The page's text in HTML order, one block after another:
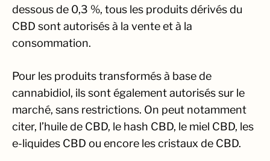
dessous de 0,3 %, tous les produits dérivés du
CBD sont autorisés à la vente et à la
consommation.
Pour les produits transformés à base de
cannabidiol, ils sont également autorisés sur le
marché, sans restrictions. On peut notamment
citer, l’huile de CBD, le hash CBD, le miel CBD, les
e-liquides CBD ou encore les cristaux de CBD.